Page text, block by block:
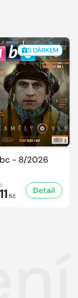
S DÁRKEM
- 8/2026
Kč
Detail